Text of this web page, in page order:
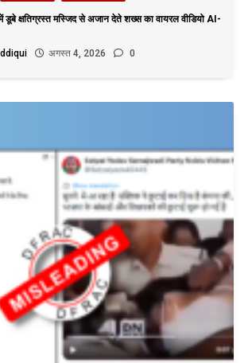
क्षतिग्रस्त मस्जिद से अजान देते शख्स का वायरल वीडियो AI-
अगस्त 4, 2026 0